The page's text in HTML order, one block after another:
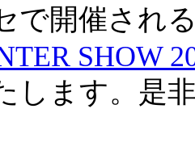
で開催され
SHOW
します。是